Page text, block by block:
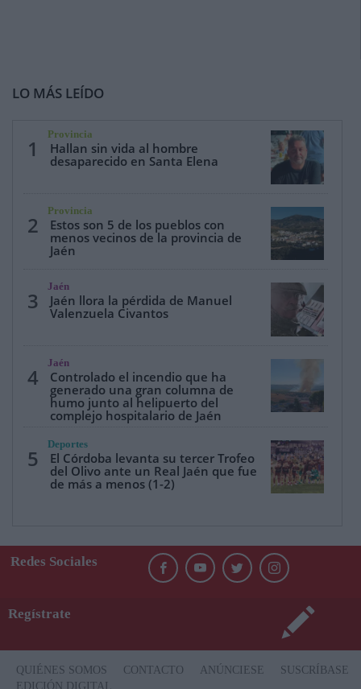
LO MÁS LEÍDO
1
Provincia
Hallan sin vida al hombre
desaparecido en Santa Elena
2
Provincia
Estos son 5 de los pueblos con
menos vecinos de la provincia de
Jaén
3
Jaén
Jaén llora la pérdida de Manuel
Valenzuela Civantos
4
Jaén
Controlado el incendio que ha
generado una gran columna de
humo junto al helipuerto del
complejo hospitalario de Jaén
5
Deportes
El Córdoba levanta su tercer Trofeo
del Olivo ante un Real Jaén que fue
de más a menos (1-2)
Redes Sociales
Regístrate
QUIÉNES SOMOS CONTACTO ANÚNCIESE
SUSCRÍBASE
EDICIÓN DIGITAL